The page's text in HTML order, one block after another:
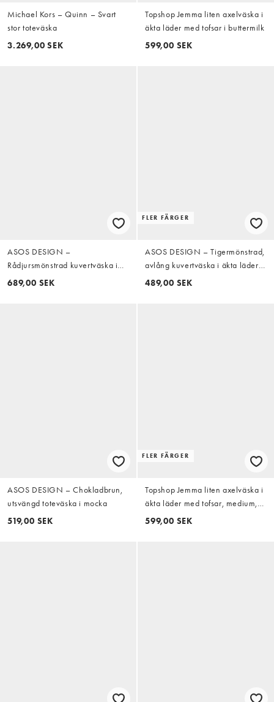
Michael Kors – Quinn – Svart
stor toteväska
3.269,00 SEK
Topshop Jemma liten axelväska i
äkta läder med tofsar i buttermilk
599,00 SEK
ASOS DESIGN –
Rådjursmönstrad kuvertväska i
hårigt läder med viklock
689,00 SEK
FLER FÄRGER
ASOS DESIGN – Tigermönstrad,
avlång kuvertväska i äkta läder
och mocka med hårig yta
489,00 SEK
ASOS DESIGN – Chokladbrun,
utsvängd toteväska i mocka
519,00 SEK
FLER FÄRGER
Topshop Jemma liten axelväska i
äkta läder med tofsar, medium,
grön
599,00 SEK